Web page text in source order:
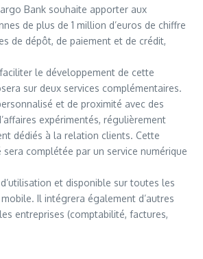
Bank souhaite apporter aux
de plus de 1 million d’euros de chiffre
de dépôt, de paiement et de crédit,
le développement de cette
sur deux services complémentaires.
et de proximité avec des
expérimentés, régulièrement
dédiés à la relation clients. Cette
complétée par un service numérique
et disponible sur toutes les
Il intégrera également d’autres
entreprises (comptabilité, factures,